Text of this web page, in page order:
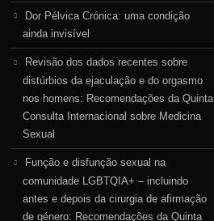
Dor Pélvica Crónica: uma condição
ainda invisível
Revisão dos dados recentes sobre
distúrbios da ejaculação e do orgasmo
nos homens: Recomendações da Quinta
Consulta Internacional sobre Medicina
Sexual
Função e disfunção sexual na
comunidade LGBTQIA+ – incluindo
antes e depois da cirurgia de afirmação
de género: Recomendações da Quinta